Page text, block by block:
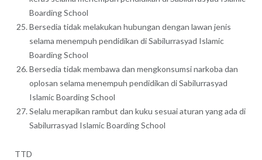
Boarding School
Bersedia tidak melakukan hubungan dengan lawan jenis
selama menempuh pendidikan di Sabilurrasyad Islamic
Boarding School
Bersedia tidak membawa dan mengkonsumsi narkoba dan
oplosan selama menempuh pendidikan di Sabilurrasyad
Islamic Boarding School
Selalu merapikan rambut dan kuku sesuai aturan yang ada di
Sabilurrasyad Islamic Boarding School
TTD